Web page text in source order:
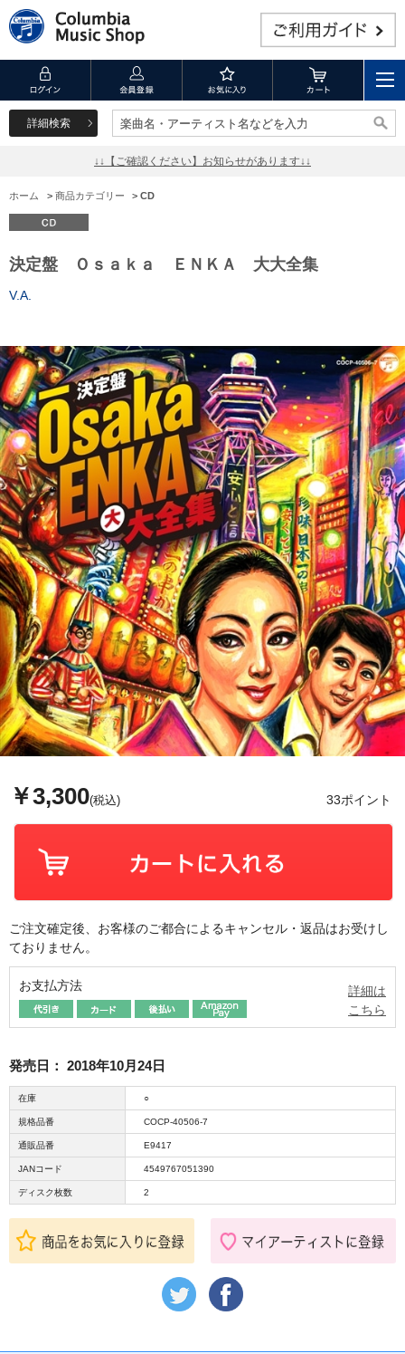
詳細検索 楽曲名・アーティスト名などを入力
楽曲名・アーティスト名などを入力
↓↓【ご確認ください】お知らせがあります↓↓
ホーム > 商品カテゴリー > CD
決定盤 Ｏｓａｋａ ＥＮＫＡ 大大全集
V.A.
￥3,300(税込) 33ポイント
ご注文確定後、お客様のご都合によるキャンセル・返品はお受けし
ておりません。
お支払方法
詳細は
こちら
発売日： 2018年10月24日
在庫 ○
規格品番 COCP-40506-7
通販品番 E9417
JANコード 4549767051390
ディスク枚数 2